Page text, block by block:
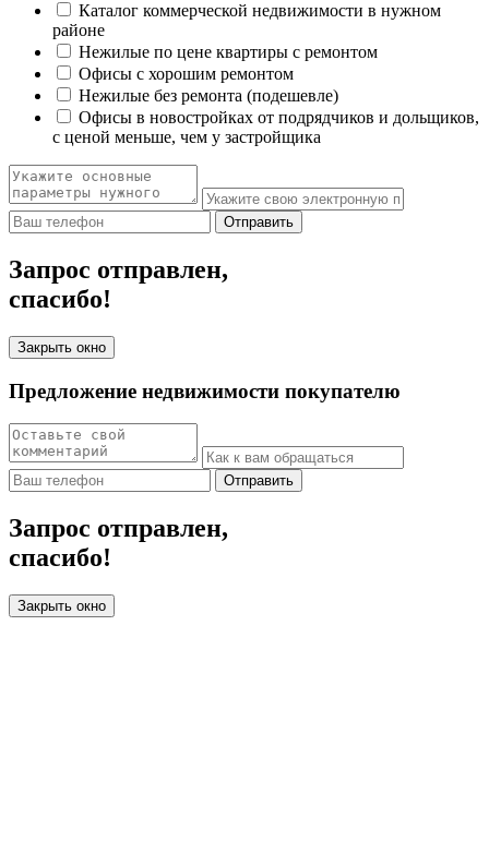
Каталог коммерческой недвижимости в нужном
районе
Нежилые по цене квартиры с ремонтом
Офисы с хорошим ремонтом
Нежилые без ремонта (подешевле)
Офисы в новостройках от подрядчиков и дольщиков,
с ценой меньше, чем у застройщика
Отправить
Запрос отправлен,
спасибо!
Закрыть окно
Предложение недвижимости покупателю
Отправить
Запрос отправлен,
спасибо!
Закрыть окно